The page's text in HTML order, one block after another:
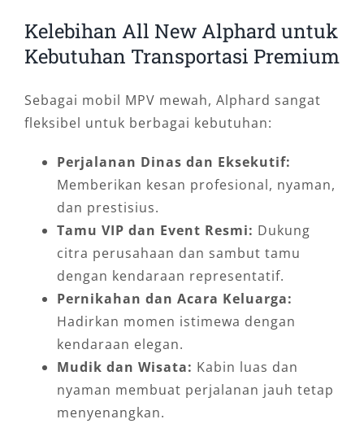
Kelebihan All New Alphard untuk
Kebutuhan Transportasi Premium
Sebagai mobil MPV mewah, Alphard sangat
fleksibel untuk berbagai kebutuhan:
Perjalanan Dinas dan Eksekutif:
Memberikan kesan profesional, nyaman,
dan prestisius.
Tamu VIP dan Event Resmi: Dukung
citra perusahaan dan sambut tamu
dengan kendaraan representatif.
Pernikahan dan Acara Keluarga:
Hadirkan momen istimewa dengan
kendaraan elegan.
Mudik dan Wisata: Kabin luas dan
nyaman membuat perjalanan jauh tetap
menyenangkan.